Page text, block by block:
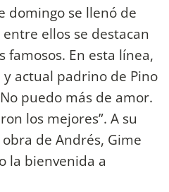
domingo se llenó de
ellos se destacan
famosos. En esta línea,
y actual padrino de Pino
puedo más de amor.
los mejores”. A su
de Andrés, Gime
la bienvenida a